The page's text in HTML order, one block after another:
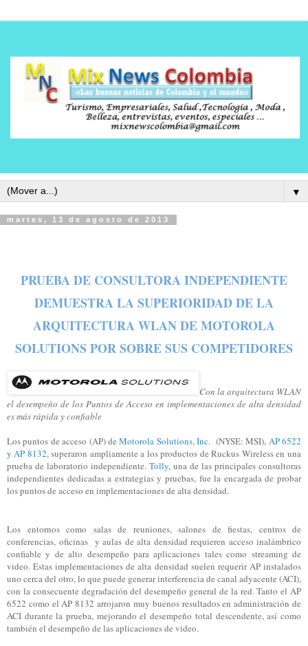
▼
martes, 13 de agosto de 2013
PRUEBA DE CONSULTORA INDEPENDIENTE
DEMUESTRA LA SUPERIORIDAD DE LA
ARQUITECTURA WLAN DE MOTOROLA
SOLUTIONS POR SOBRE SUS COMPETIDORES
Con la arquitectura WLAN
el desempeño de los Puntos de Acceso en implementaciones de alta densidad
es más rápida y confiable
Los puntos de acceso (AP) deMotorola Solutions, Inc. (NYSE: MSI), AP 6522
yAP 8132, superaron ampliamente a los productos de Ruckus Wireless en una
prueba de laboratorio independiente. Tolly, una de las principales consultoras
independientes dedicadas a estrategias y pruebas, fue la encargada de probar
los puntos de acceso en implementaciones de alta densidad.
Los entornos como salas de reuniones, salones de fiestas, centros de
conferencias, oficinas y aulas de alta densidad requieren acceso inalámbrico
confiable y de alto desempeño para aplicaciones tales como streaming de
video. Estas implementaciones de alta densidad suelen requerir AP instalados
uno cerca del otro, lo que puede generar interferencia de canal adyacente (ACI),
con la consecuente degradación del desempeño general de la red. Tanto el AP
6522 como el AP 8132 arrojaron muy buenos resultados en administración de
ACI durante la prueba, mejorando el desempeño total descendente, así como
también el desempeño de las aplicaciones de video.